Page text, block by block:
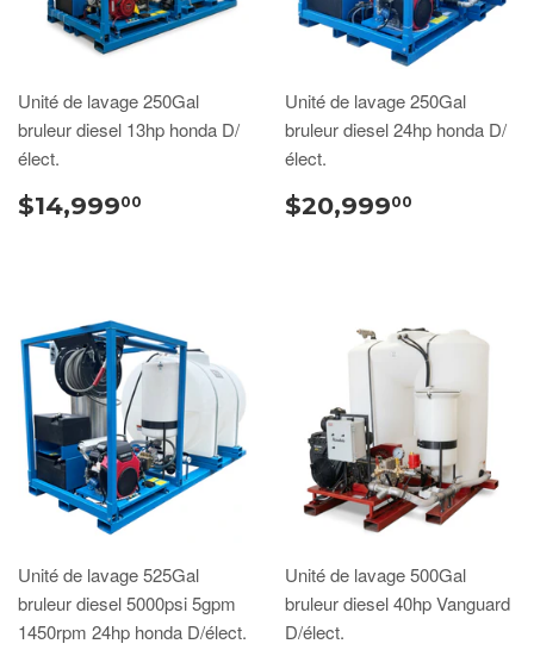
Unité de lavage 250Gal
bruleur diesel 13hp honda D/
élect.
$14,99900
Unité de lavage 250Gal
bruleur diesel 24hp honda D/
élect.
$20,99900
Unité de lavage 525Gal
bruleur diesel 5000psi 5gpm
1450rpm 24hp honda D/élect.
Unité de lavage 500Gal
bruleur diesel 40hp Vanguard
D/élect.